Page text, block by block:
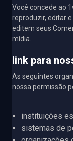
Você concede ao
reproduzir, editar
editem seus
mídia.
link para
As seguintes
nossa permissão
instituições
sistemas de